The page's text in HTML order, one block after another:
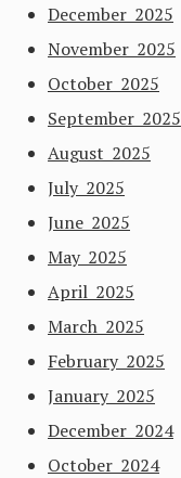
December 2025
November 2025
October 2025
September 2025
August 2025
July 2025
June 2025
May 2025
April 2025
March 2025
February 2025
January 2025
December 2024
October 2024